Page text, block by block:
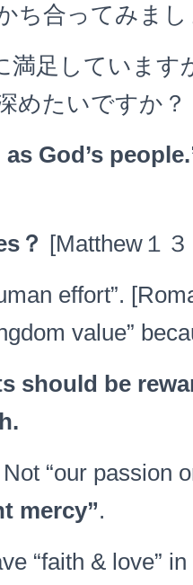
ち合ってみまし
足しています
めたいですか？
as God’s
？ [Matthew１
effort”.
value”
should be
.
“our passion
mercy”.
“faith & love” in